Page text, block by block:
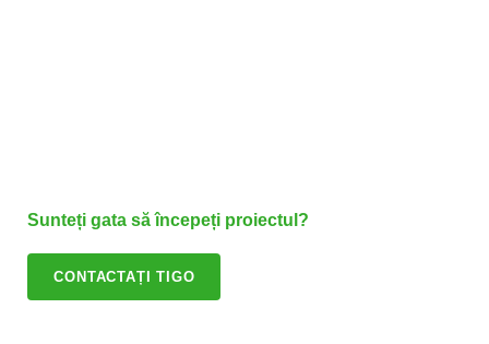
Sunteți gata să începeți proiectul?
CONTACTAȚI TIGO